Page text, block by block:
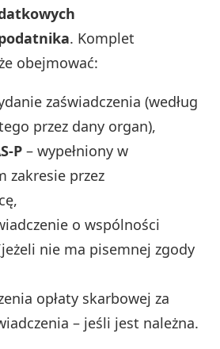
. Komplet
obejmować:
zaświadczenia (według
przez dany organ),
– wypełniony w
zakresie przez
o wspólności
nie ma pisemnej zgody
opłaty skarbowej za
– jeśli jest należna.